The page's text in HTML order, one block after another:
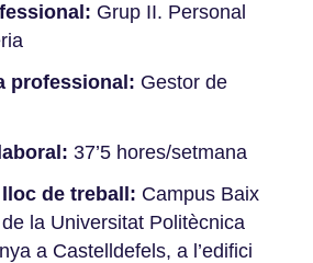
Grup II. Personal
professional: Gestor de
37’5 hores/setmana
de treball: Campus Baix
la Universitat Politècnica
a Castelldefels, a l’edifici